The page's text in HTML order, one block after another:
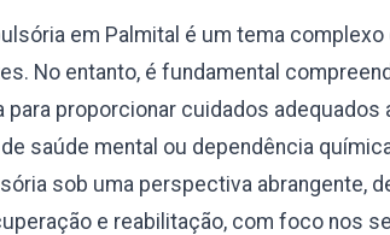
em Palmital é um tema
No entanto, é fundamental
para proporcionar cuidados adequados
saúde mental ou dependência
sob uma perspectiva abrangente,
e reabilitação, com foco nos